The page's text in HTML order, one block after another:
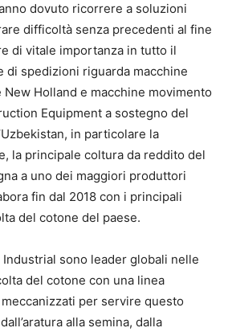
dovuto ricorrere a soluzioni
difficoltà senza precedenti al fine
di vitale importanza in tutto il
di spedizioni riguarda macchine
New Holland e macchine movimento
Equipment a sostegno del
in particolare la
la principale coltura da reddito del
a uno dei maggiori produttori
fin dal 2018 con i principali
del cotone del paese.
sono leader globali nelle
del cotone con una linea
per servire questo
alla semina, dalla